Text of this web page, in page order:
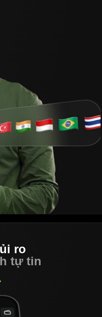
ro
tự tin